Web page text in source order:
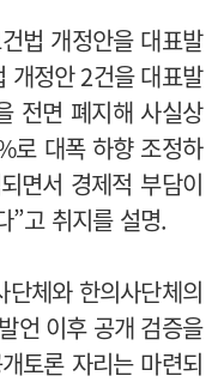
법 개정안을 대표발
개정안 2건을 대표발
전면 폐지해 사실상
로 대폭 하향 조정하
면서 경제적 부담이
”고 취지를 설명.
체와 한의사단체의
언 이후 공개 검증을
토론 자리는 마련되